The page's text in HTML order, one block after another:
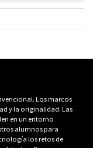
Los marcos
y la originalidad. Las
en un entorno
alumnos para
los retos de